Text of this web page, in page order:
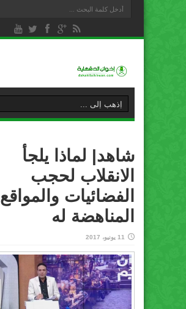
شاهد| لماذا يلجأ
الانقلاب لحجب
الفضائيات والمواقع
المناهضة له
11 يونيو، 2017